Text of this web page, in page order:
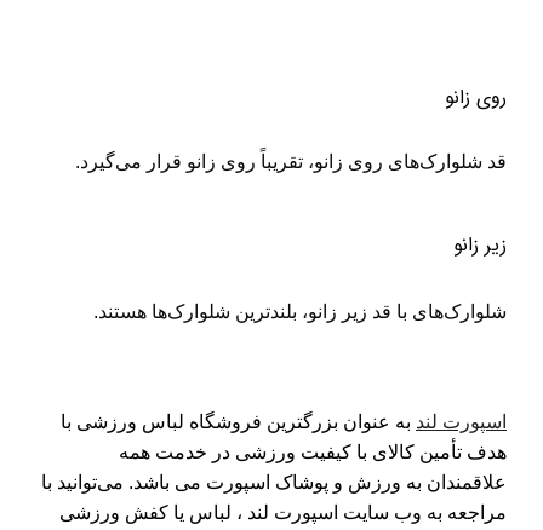
روی زانو
قد شلوارک‌های روی زانو، تقریباً روی زانو قرار می‌گیرد.
زیر زانو
شلوارک‌های با قد زیر زانو، بلندترین شلوارک‌ها هستند.
اسپورت لند به عنوان بزرگترین فروشگاه لباس ورزشی با
هدف تأمین کالای با کیفیت ورزشی در خدمت همه
علاقمندان به ورزش و پوشاک اسپورت می باشد. می‌توانید با
مراجعه به وب سایت اسپورت لند ، لباس یا کفش ورزشی